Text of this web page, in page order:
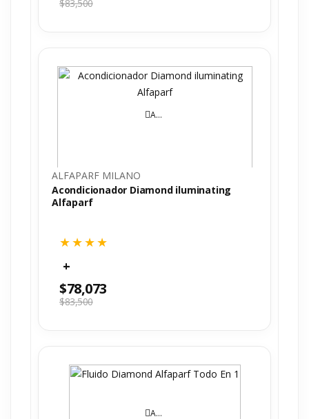
$83,500
AÑADIR AL CARRITO
ALFAPARF MILANO
Acondicionador Diamond iluminating
Alfaparf
$83,500
$78,073
AÑADIR AL CARRITO